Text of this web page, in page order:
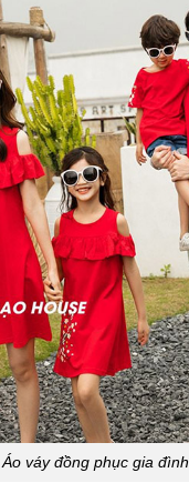
Áo váy đồng phục gia đình